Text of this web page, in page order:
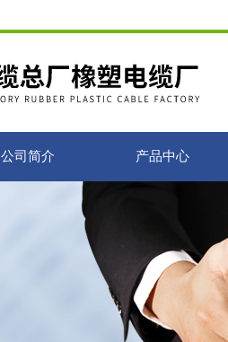
公司简介 产品中心